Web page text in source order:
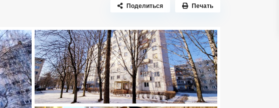
Поделиться Печать